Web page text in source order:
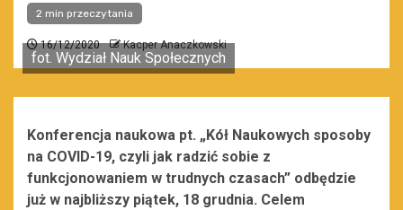
2 min przeczytania
16/12/2020 Kacper Anaczkowski
fot. Wydział Nauk Społecznych
Konferencja naukowa pt. „Kół Naukowych sposoby
na COVID-19, czyli jak radzić sobie z
funkcjonowaniem w trudnych czasach” odbędzie
już w najbliższy piątek, 18 grudnia. Celem